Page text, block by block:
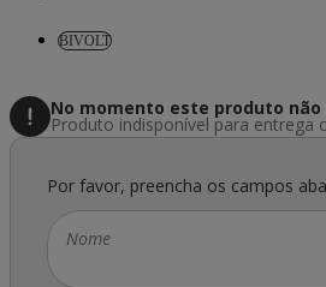
BIVOLT
No momento este produto
Produto indisponível para entrega
Por favor, preencha os campos
Nome